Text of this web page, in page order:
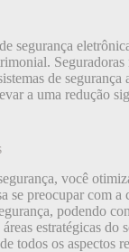
segurança
Seguradoras
de segurança
a uma redução
você
se preocupar com a
podendo
estratégicas do
todos os aspectos